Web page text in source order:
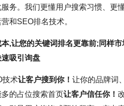
务。我们更懂用户搜索习惯、更
和SEO排名技术。
本,让您的关键词排名更靠前;同样
速吸引询盘
技术让客户搜到你！让你的品牌词
的占位搜索首页让客户信任你！
逸。它要求优化师密切关
中，耐心和毅力是不可或
更为优异的搜索引擎排名。